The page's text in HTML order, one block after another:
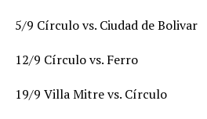
5/9 Círculo vs. Ciudad de Bolivar
12/9 Círculo vs. Ferro
19/9 Villa Mitre vs. Círculo